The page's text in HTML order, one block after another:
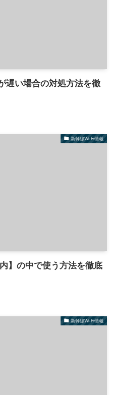
遅い場合の対処方法を徹
新幹線Wi-Fi情報
】の中で使う方法を徹底
新幹線Wi-Fi情報